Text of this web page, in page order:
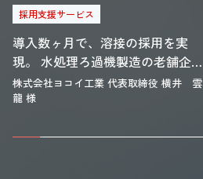
採用支援サービス
導入数ヶ月で、溶接の採用を実
現。 水処理ろ過機製造の老舗企業
で、採用成果と組織改革を実現。
株式会社ヨコイ工業 代表取締役 横井 雲
龍 様